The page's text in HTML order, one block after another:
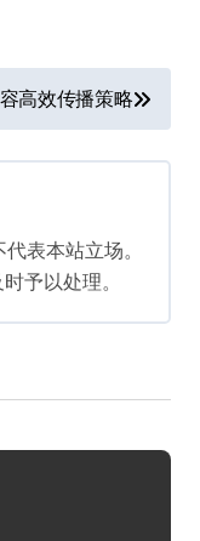
高效传播策略
表本站立场。
予以处理。